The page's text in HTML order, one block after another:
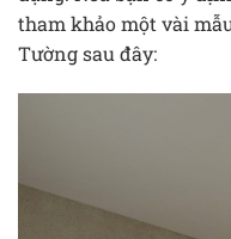
tham khảo một vài
Tường sau đây: